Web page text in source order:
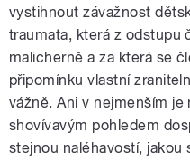
vystihnout závažnost
traumata, která z odstupu
malicherně a za která se
připomínku vlastní
vážně. Ani v nejmenším
shovívavým pohledem
stejnou naléhavostí, jakou